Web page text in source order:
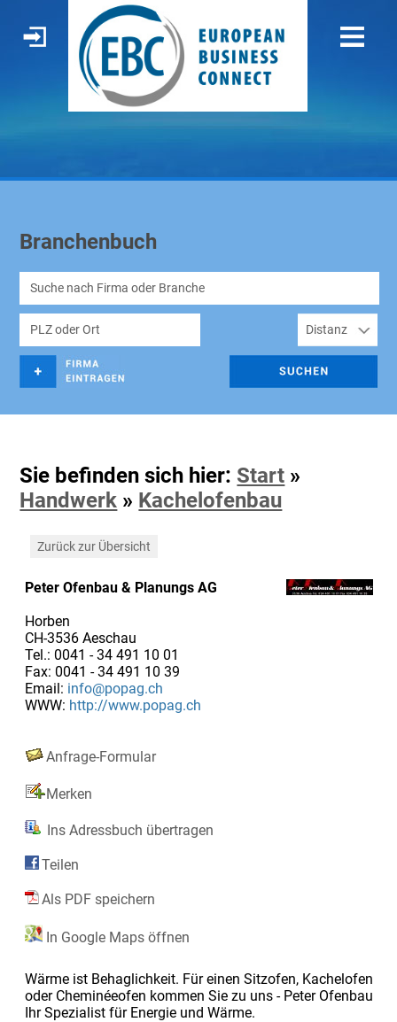
Branchenbuch
Sie befinden sich hier: Start »
Handwerk » Kachelofenbau
Zurück zur Übersicht
Peter Ofenbau & Planungs AG
Horben
CH-3536 Aeschau
Tel.: 0041 - 34 491 10 01
Fax: 0041 - 34 491 10 39
Email: info@popag.ch
WWW: http://www.popag.ch
Anfrage-Formular
Merken
Ins Adressbuch übertragen
Teilen
Als PDF speichern
In Google Maps öffnen
Wärme ist Behaglichkeit. Für einen Sitzofen, Kachelofen
oder Cheminéeofen kommen Sie zu uns - Peter Ofenbau
Ihr Spezialist für Energie und Wärme.